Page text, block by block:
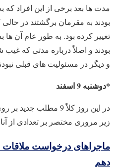
مدت ها بعد برخی از این افراد
بودند به مقرمان برگشتند در
تغییر کرده بود. به طور عام آن
بودند و اصلاً درباره مدتی که
و دیگر در مسئولیت های قبلی
*دوشنبه 9 اسفند
در این روز کلاً 9 مطلب
زیر مروری مختصر بر تعدادی از
ماجراهای درخواست
دهم